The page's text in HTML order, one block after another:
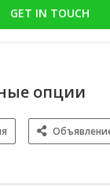
GET IN TOUCH
опции